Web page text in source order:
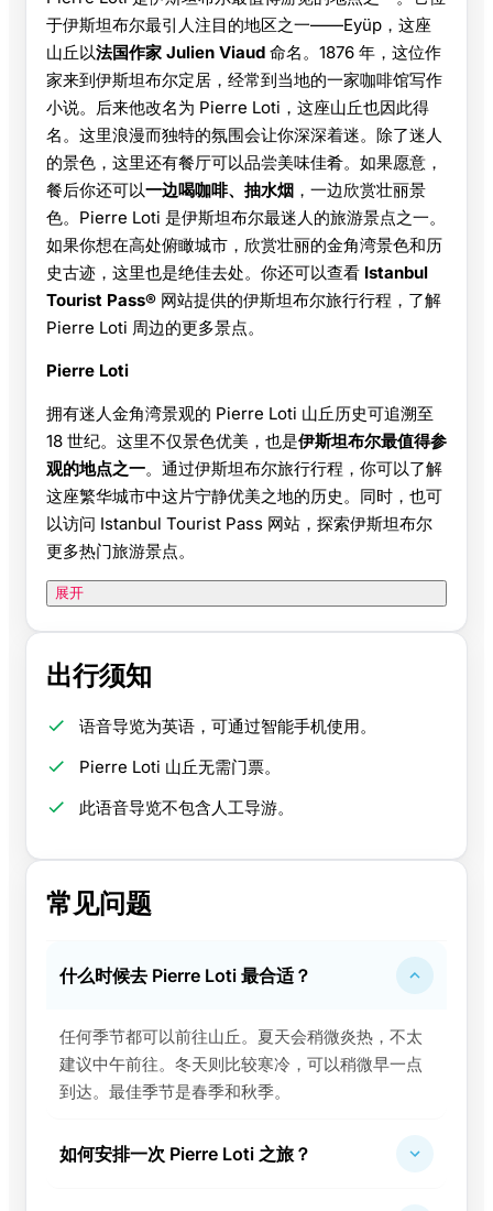
于伊斯坦布尔最引人注目的地区之一——Eyüp，这座
山丘以法国作家 Julien Viaud 命名。1876 年，这位作
家来到伊斯坦布尔定居，经常到当地的一家咖啡馆写作
小说。后来他改名为 Pierre Loti，这座山丘也因此得
名。这里浪漫而独特的氛围会让你深深着迷。除了迷人
的景色，这里还有餐厅可以品尝美味佳肴。如果愿意，
餐后你还可以一边喝咖啡、抽水烟 ，一边欣赏壮丽景
色。Pierre Loti 是伊斯坦布尔最迷人的旅游景点之一。
如果你想在高处俯瞰城市，欣赏壮丽的金角湾景色和历
史古迹，这里也是绝佳去处。你还可以查看 Istanbul
Tourist Pass® 网站提供的伊斯坦布尔旅行行程，了解
Pierre Loti 周边的更多景点。
Pierre Loti
拥有迷人金角湾景观的 Pierre Loti 山丘历史可追溯至
18 世纪。这里不仅景色优美，也是伊斯坦布尔最值得参
观的地点之一。通过伊斯坦布尔旅行行程，你可以了解
这座繁华城市中这片宁静优美之地的历史。同时，也可
以访问 Istanbul Tourist Pass 网站，探索伊斯坦布尔
更多热门旅游景点。
展开
出行须知
语音导览为英语，可通过智能手机使用。
Pierre Loti 山丘无需门票。
此语音导览不包含人工导游。
常见问题
什么时候去 Pierre Loti 最合适？
任何季节都可以前往山丘。夏天会稍微炎热，不太
建议中午前往。冬天则比较寒冷，可以稍微早一点
到达。最佳季节是春季和秋季。
如何安排一次 Pierre Loti 之旅？